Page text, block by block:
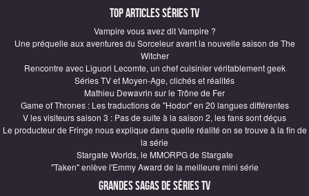
Top articles Séries TV
Vampire vous avez dit Vampire ?
Une préquelle aux aventures du Sorceleur avant la nouvelle saison de The
Witcher
Rencontre avec Liguori Lecomte, un chef cuisinier véritablement geek
Séries TV et Moyen-Age, clichés et réalités
Mathieu Dewavrin sur le Trône de Fer
Game of Thrones : Les traductions de "Hodor" en 20 langues différentes
V les visiteurs saison 3 : Pas de suite à la saison 2, les fans sont déçus
Le producteur de Fringe nous explique dans quelle réalité on se trouve à la fin de
la série
Stargate Worlds, le MMORPG de Stargate
"Taken" enlève l'Emmy Award de la meilleure mini série
Grandes sagas de Séries TV